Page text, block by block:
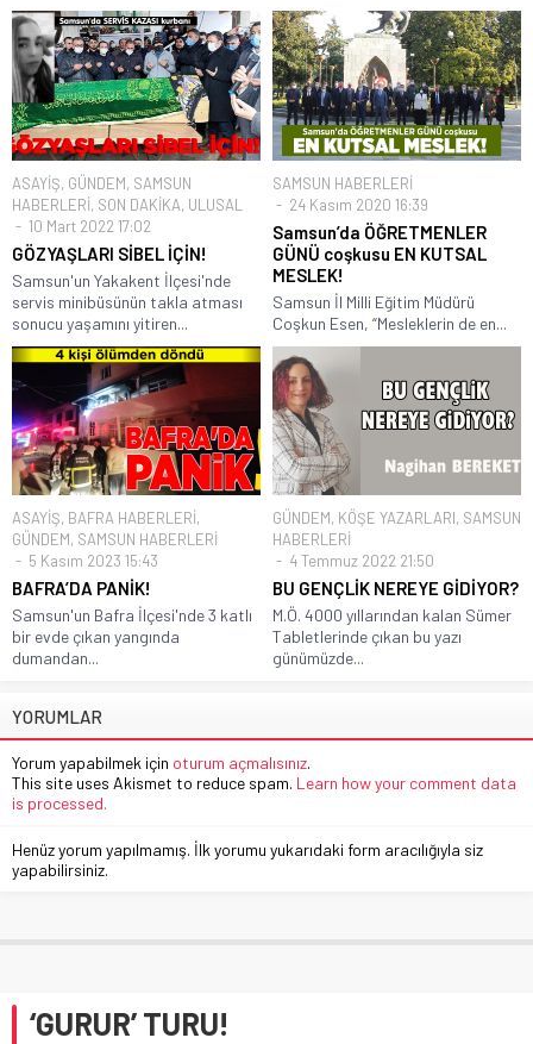
ASAYİŞ, GÜNDEM, SAMSUN
HABERLERİ, SON DAKİKA, ULUSAL
10 Mart 2022 17:02
GÖZYAŞLARI SİBEL İÇİN!
Samsun'un Yakakent İlçesi'nde
servis minibüsünün takla atması
sonucu yaşamını yitiren...
SAMSUN HABERLERİ
24 Kasım 2020 16:39
Samsun’da ÖĞRETMENLER
GÜNÜ coşkusu EN KUTSAL
MESLEK!
Samsun İl Milli Eğitim Müdürü
Coşkun Esen, “Mesleklerin de en...
ASAYİŞ, BAFRA HABERLERİ,
GÜNDEM, SAMSUN HABERLERİ
5 Kasım 2023 15:43
BAFRA’DA PANİK!
Samsun'un Bafra İlçesi'nde 3 katlı
bir evde çıkan yangında
dumandan...
GÜNDEM, KÖŞE YAZARLARI, SAMSUN
HABERLERİ
4 Temmuz 2022 21:50
BU GENÇLİK NEREYE GİDİYOR?
M.Ö. 4000 yıllarından kalan Sümer
Tabletlerinde çıkan bu yazı
günümüzde...
YORUMLAR
Yorum yapabilmek için oturum açmalısınız.
This site uses Akismet to reduce spam. Learn how your comment data
is processed.
Henüz yorum yapılmamış. İlk yorumu yukarıdaki form aracılığıyla siz
yapabilirsiniz.
‘GURUR’ TURU!